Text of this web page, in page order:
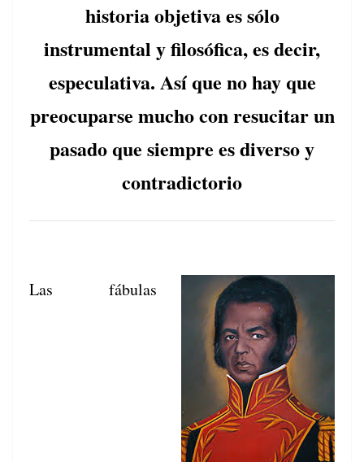
historia objetiva es sólo
instrumental y filosófica, es decir,
especulativa. Así que no hay que
preocuparse mucho con resucitar un
pasado que siempre es diverso y
contradictorio
Las fábu­las